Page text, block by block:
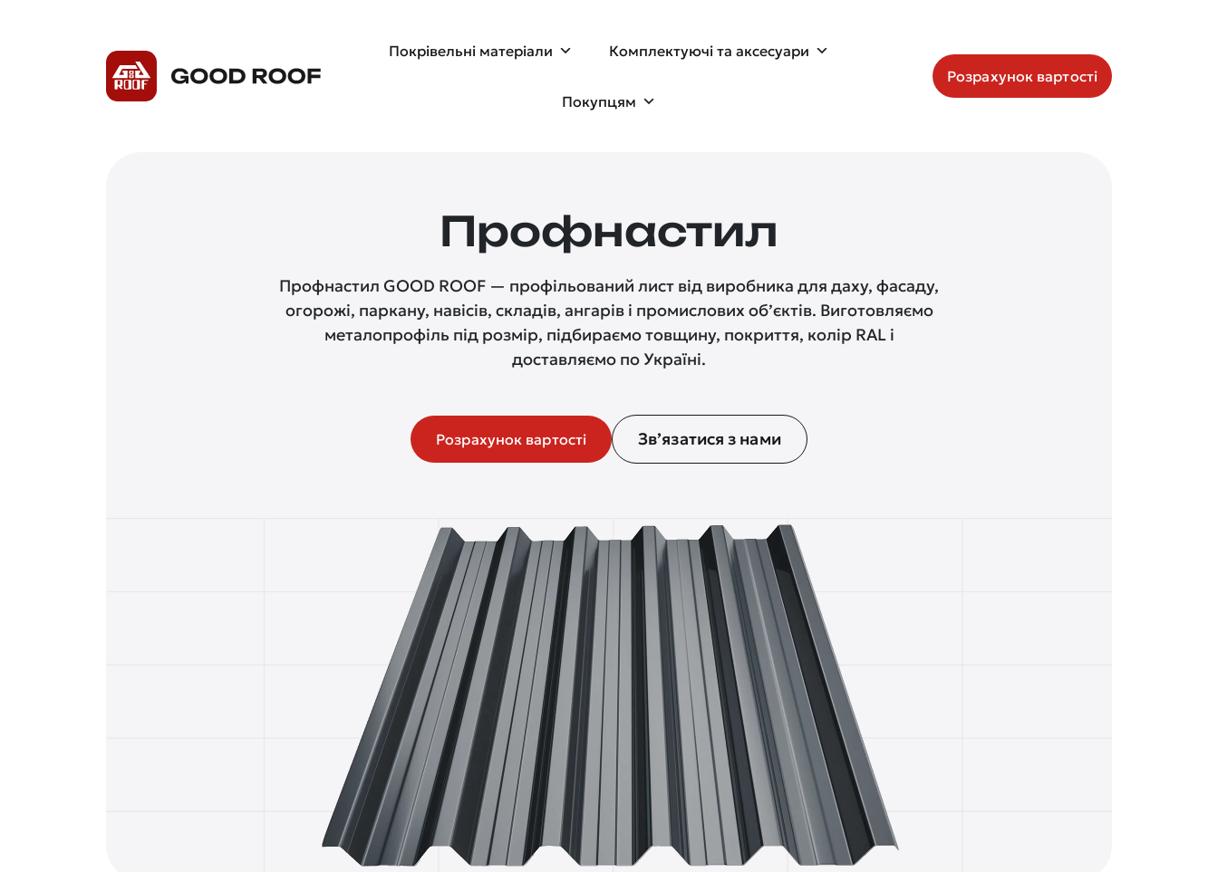
Покрівельні матеріали Комплектуючі та аксесуари
Покупцям
Розрахунок вартості
Профнастил
Профнастил GOOD ROOF — профільований лист від виробника для даху, фасаду,
огорожі, паркану, навісів, складів, ангарів і промислових об’єктів. Виготовляємо
металопрофіль під розмір, підбираємо товщину, покриття, колір RAL і
доставляємо по Україні.
Розрахунок вартості Зв’язатися з нами